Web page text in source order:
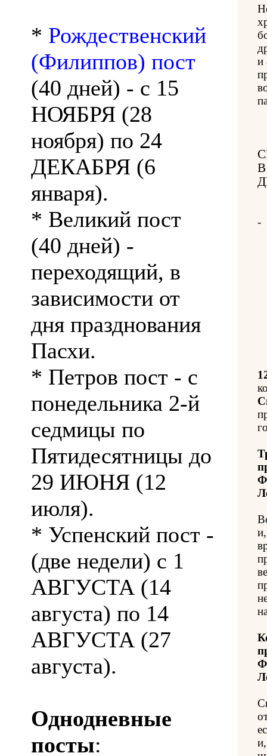
* Рождественский
(Филиппов) пост
(40 дней) - с 15
НОЯБРЯ (28
ноября) по 24
ДЕКАБРЯ (6
января).
* Великий пост
(40 дней) -
переходящий, в
зависимости от
дня празднования
Пасхи.
* Петров пост - с
понедельника 2-й
седмицы по
Пятидесятницы до
29 ИЮНЯ (12
июля).
* Успенский пост -
(две недели) с 1
АВГУСТА (14
августа) по 14
АВГУСТА (27
августа).
Однодневные
посты:
и
-